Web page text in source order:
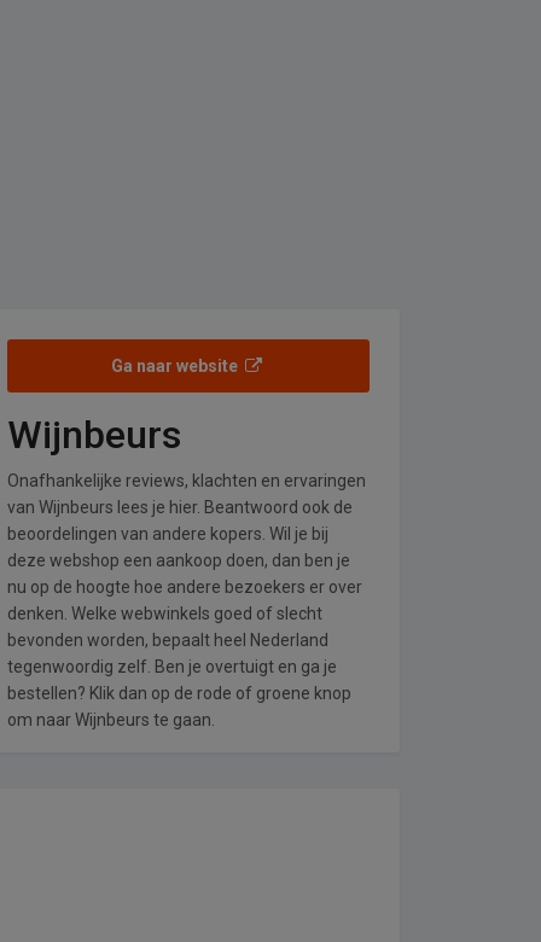
Ga naar website
Wijnbeurs
Onafhankelijke reviews, klachten en ervaringen
van Wijnbeurs lees je hier. Beantwoord ook de
beoordelingen van andere kopers. Wil je bij
deze webshop een aankoop doen, dan ben je
nu op de hoogte hoe andere bezoekers er over
denken. Welke webwinkels goed of slecht
bevonden worden, bepaalt heel Nederland
tegenwoordig zelf. Ben je overtuigt en ga je
bestellen? Klik dan op de rode of groene knop
om naar Wijnbeurs te gaan.